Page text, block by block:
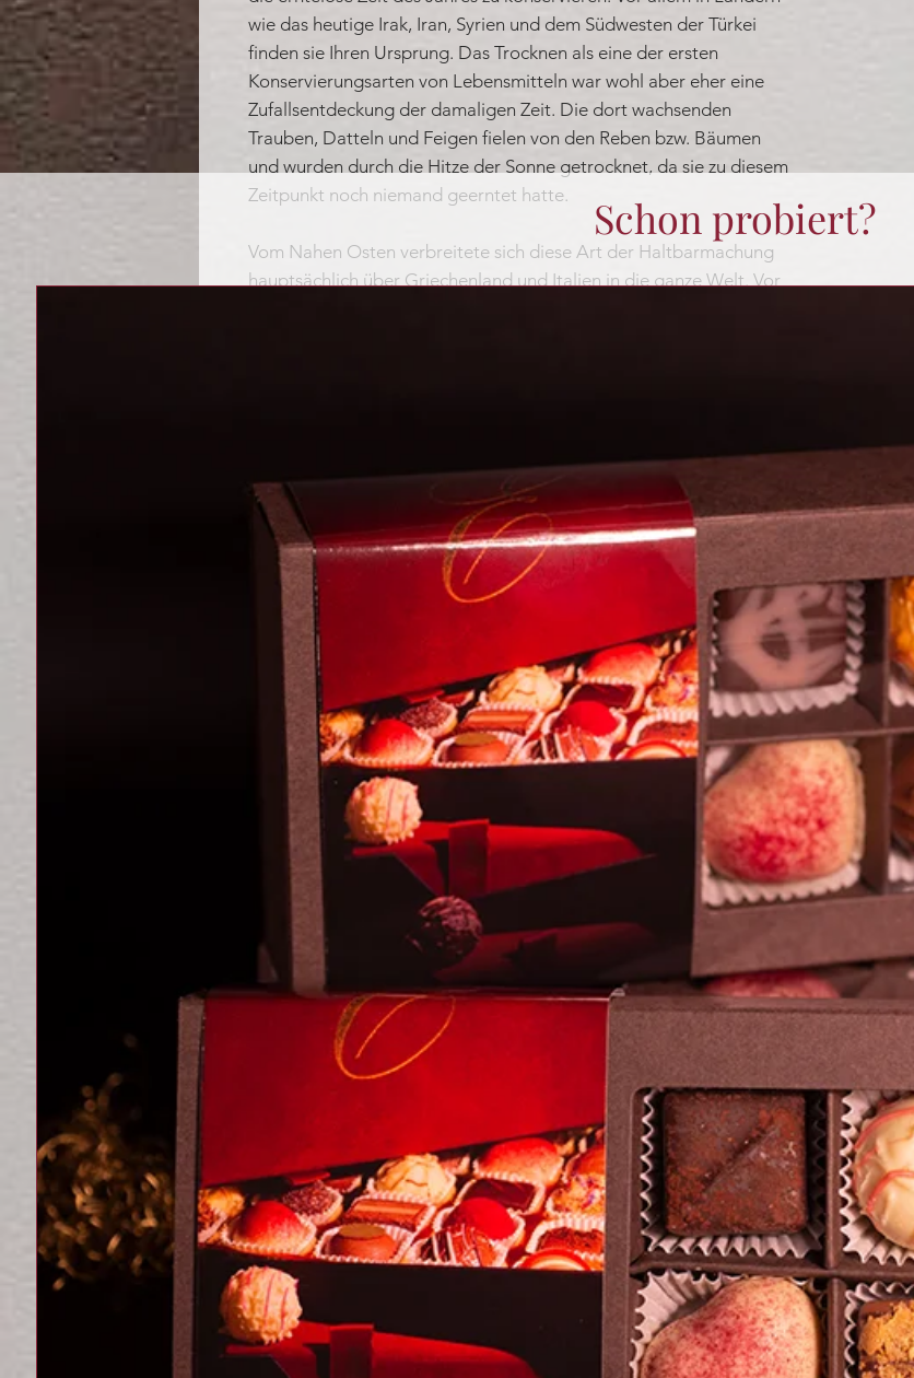
wie das heutige Irak, Iran, Syrien und dem Südwesten der Türkei
finden sie Ihren Ursprung. Das Trocknen als eine der ersten
Konservierungsarten von Lebensmitteln war wohl aber eher eine
Zufallsentdeckung der damaligen Zeit. Die dort wachsenden
Trauben, Datteln und Feigen fielen von den Reben bzw. Bäumen
und wurden durch die Hitze der Sonne getrocknet, da sie zu diesem
Zeitpunkt noch niemand geerntet hatte.
Vom Nahen Osten verbreitete sich diese Art der Haltbarmachung
hauptsächlich über Griechenland und Italien in die ganze Welt. Vor
Noch keine Bewertungen vorhanden
Bewertung abgeben
Schon probiert?